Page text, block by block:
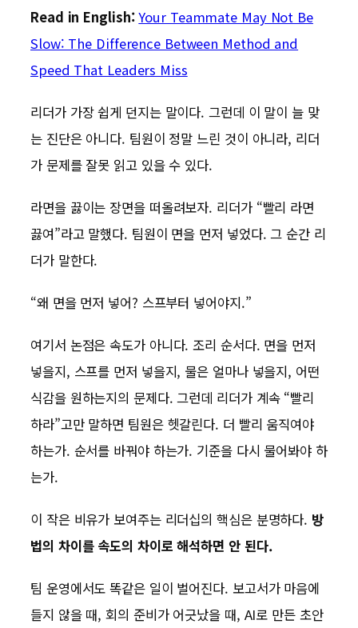
Read in English: Your Teammate May Not Be
Slow: The Difference Between Method and
Speed That Leaders Miss
리더가 가장 쉽게 던지는 말이다. 그런데 이 말이 늘 맞
는 진단은 아니다. 팀원이 정말 느린 것이 아니라, 리더
가 문제를 잘못 읽고 있을 수 있다.
라면을 끓이는 장면을 떠올려보자. 리더가 “빨리 라면
끓여”라고 말했다. 팀원이 면을 먼저 넣었다. 그 순간 리
더가 말한다.
“왜 면을 먼저 넣어? 스프부터 넣어야지.”
여기서 논점은 속도가 아니다. 조리 순서다. 면을 먼저
넣을지, 스프를 먼저 넣을지, 물은 얼마나 넣을지, 어떤
식감을 원하는지의 문제다. 그런데 리더가 계속 “빨리
하라”고만 말하면 팀원은 헷갈린다. 더 빨리 움직여야
하는가. 순서를 바꿔야 하는가. 기준을 다시 물어봐야 하
는가.
이 작은 비유가 보여주는 리더십의 핵심은 분명하다. 방
법의 차이를 속도의 차이로 해석하면 안 된다.
팀 운영에서도 똑같은 일이 벌어진다. 보고서가 마음에
들지 않을 때, 회의 준비가 어긋났을 때, AI로 만든 초안